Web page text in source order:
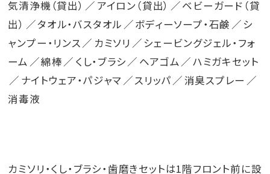
気清浄機（貸出）
アイロン（貸出）
ベビーガード（貸
出）
タオル・バスタオル ボディーソープ・石鹸
シ
ャンプー・リンス
カミソリ
シェービングジェル・フォ
ーム
綿棒 くし・ブラシ ヘアゴム
ハミガキセット
ナイトウェア・パジャマ
スリッパ
消臭スプレー
消毒液
カミソリ・くし・ブラシ・歯磨きセットは1階フロント前に設